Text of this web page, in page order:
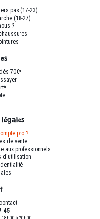
pas (17-23)
(18-27)
?
70€*
pro ?
de vente
aux professionnels
d'utilisation
45
18h00 à 20h00